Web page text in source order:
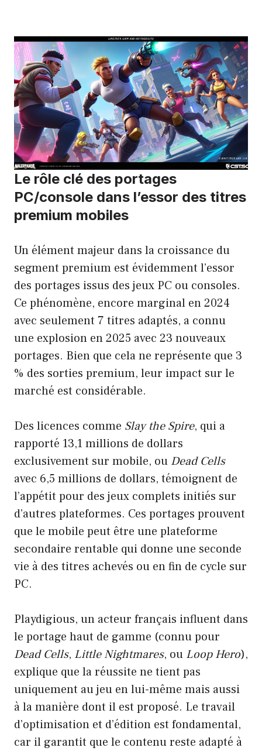
Le rôle clé des portages
PC/console dans l’essor des titres
premium mobiles
Un élément majeur dans la croissance du
segment premium est évidemment l’essor
des portages issus des jeux PC ou consoles.
Ce phénomène, encore marginal en 2024
avec seulement 7 titres adaptés, a connu
une explosion en 2025 avec 23 nouveaux
portages. Bien que cela ne représente que 3
% des sorties premium, leur impact sur le
marché est considérable.
Des licences comme Slay the Spire, qui a
rapporté 13,1 millions de dollars
exclusivement sur mobile, ou Dead Cells
avec 6,5 millions de dollars, témoignent de
l’appétit pour des jeux complets initiés sur
d’autres plateformes. Ces portages prouvent
que le mobile peut être une plateforme
secondaire rentable qui donne une seconde
vie à des titres achevés ou en fin de cycle sur
PC.
Playdigious, un acteur français influent dans
le portage haut de gamme (connu pour
Dead Cells, Little Nightmares, ou Loop Hero),
explique que la réussite ne tient pas
uniquement au jeu en lui-même mais aussi
à la manière dont il est proposé. Le travail
d’optimisation et d’édition est fondamental,
car il garantit que le contenu reste adapté à